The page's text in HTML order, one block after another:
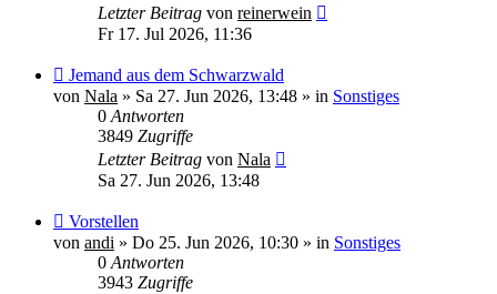
Letzter Beitrag von reinerwein
Fr 17. Jul 2026, 11:36
Neuer
Beitrag
Jemand aus dem Schwarzwald
von Nala » Sa 27. Jun 2026, 13:48 » in Sonstiges
0 Antworten
3849 Zugriffe
Letzter Beitrag von Nala
Sa 27. Jun 2026, 13:48
Neuer
Beitrag
Vorstellen
von andi » Do 25. Jun 2026, 10:30 » in Sonstiges
0 Antworten
3943 Zugriffe